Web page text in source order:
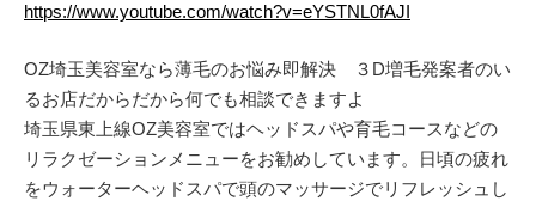
https://www.youtube.com/watch?v=eYSTNL0fAJI
OZ埼玉美容室なら薄毛のお悩み即解決 ３D増毛発案者のい
るお店だからだから何でも相談できますよ
埼玉県東上線OZ美容室ではヘッドスパや育毛コースなどの
リラクゼーションメニューをお勧めしています。日頃の疲れ
をウォーターヘッドスパで頭のマッサージでリフレッシュし